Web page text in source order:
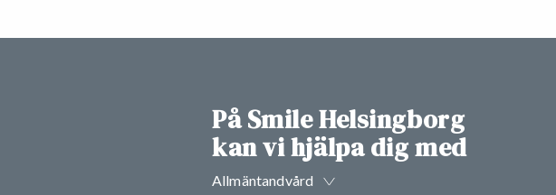
På Smile Helsingborg
kan vi hjälpa dig med
Allmäntandvård